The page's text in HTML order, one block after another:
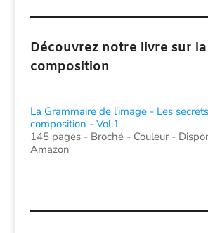
Découvrez notre livre sur la
composition
La Grammaire de l'image - Les
composition - Vol.1
145 pages - Broché - Couleur -
Amazon